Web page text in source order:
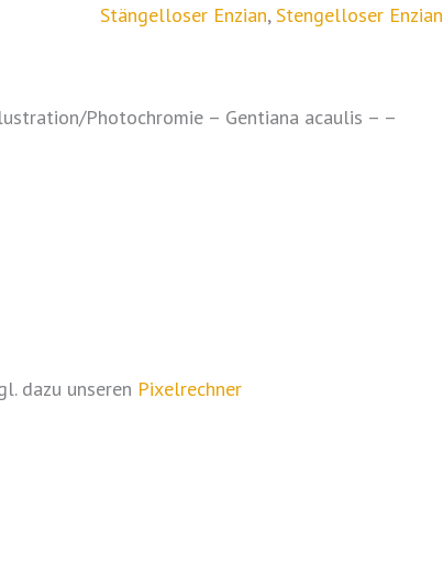
Stängelloser Enzian,Stengelloser Enzian
Photochromie – Gentiana acaulis – –
dazu unseren Pixelrechner